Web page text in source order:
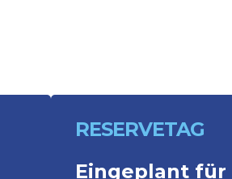
RESERVETAG
Eingeplant